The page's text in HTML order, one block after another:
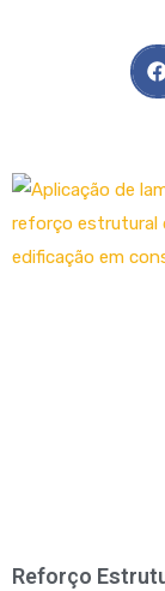
Reforço